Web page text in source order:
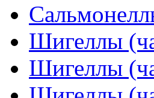
Шигеллы
Шигеллы